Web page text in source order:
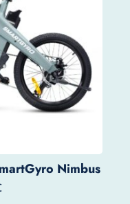
Nimbus